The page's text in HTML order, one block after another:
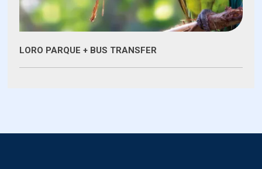
LORO PARQUE + BUS TRANSFER